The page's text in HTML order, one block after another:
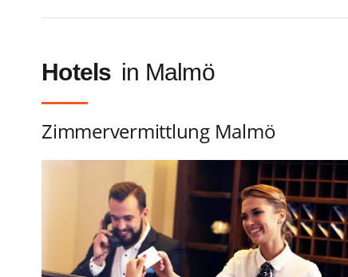
Hotels in Malmö
Zimmervermittlung Malmö